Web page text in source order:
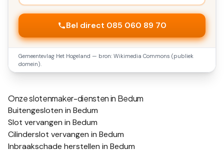
Bel direct 085 060 89 70
Gemeentevlag Het Hogeland — bron: Wikimedia Commons (publiek
domein).
Onze slotenmaker-diensten in Bedum
Buitengesloten in Bedum
Slot vervangen in Bedum
Cilinderslot vervangen in Bedum
Inbraakschade herstellen in Bedum